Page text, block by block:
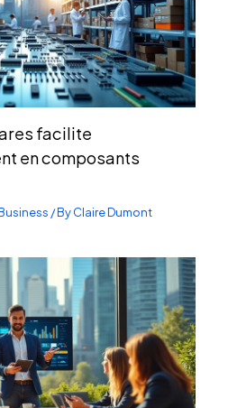
facilite
en composants
/ ByClaire Dumont